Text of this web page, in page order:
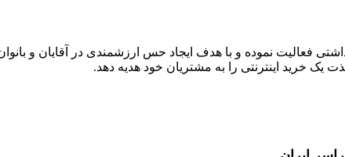
فعالیت نموده و با هدف ایجاد حس ارزشمندی در آقایان و
خرید اینترنتی را به مشتریان خود هدیه دهد.